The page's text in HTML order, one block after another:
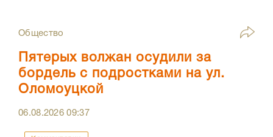
Общество
Пятерых волжан осудили за
бордель с подростками на ул.
Оломоуцкой
06.08.202609:37